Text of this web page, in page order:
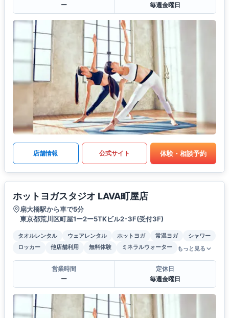
ー
毎週金曜日
店舗情報 公式サイト 体験・相談予約
ホットヨガスタジオ LAVA町屋店
扇大橋駅から車で5分
東京都荒川区町屋1ー2ー5TKビル2･3F(受付3F)
タオルレンタル ウェアレンタル ホットヨガ 常温ヨガ
シャワー
ロッカー
他店舗利用 無料体験 ミネラルウォーター もっと見る
営業時間
ー
定休日
毎週金曜日